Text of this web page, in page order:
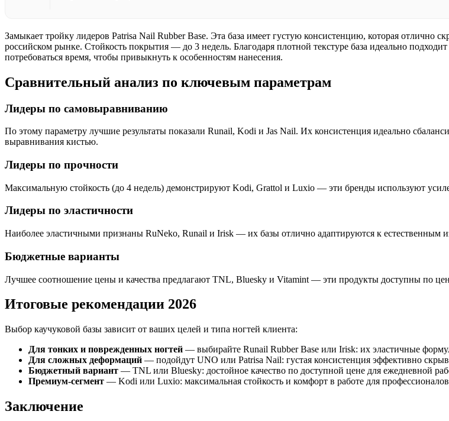
Замыкает тройку лидеров Patrisa Nail Rubber Base. Эта база имеет густую консистенцию, которая отлично
российском рынке. Стойкость покрытия — до 3 недель. Благодаря плотной текстуре база идеально
потребоваться время, чтобы привыкнуть к особенностям нанесения.
Сравнительный анализ по ключевым параметрам
Лидеры по самовыравниванию
По этому параметру лучшие результаты показали Runail, Kodi и Jas Nail. Их консистенция идеально
выравнивания кистью.
Лидеры по прочности
Максимальную стойкость (до 4 недель) демонстрируют Kodi, Grattol и Luxio — эти бренды используют
Лидеры по эластичности
Наиболее эластичными признаны RuNeko, Runail и Irisk — их базы отлично адаптируются к естественным
Бюджетные варианты
Лучшее соотношение цены и качества предлагают TNL, Bluesky и Vitamint — эти продукты доступны по
Итоговые рекомендации 2026
Выбор каучуковой базы зависит от ваших целей и типа ногтей клиента:
Для тонких и поврежденных ногтей — выбирайте Runail Rubber Base или Irisk: их эластичные
Для сложных деформаций — подойдут UNO или Patrisa Nail: густая консистенция эффективно
Бюджетный вариант — TNL или Bluesky: достойное качество по доступной цене для ежедневной
Премиум-сегмент — Kodi или Luxio: максимальная стойкость и комфорт в работе для
Заключение